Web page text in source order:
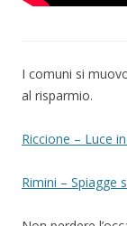
I comuni si
al risparmio.
Riccione – Luce
Rimini – Spiagge